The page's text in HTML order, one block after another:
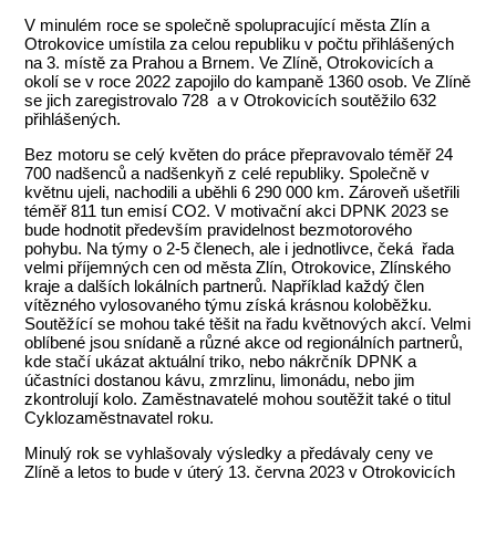
V minulém roce se společně spolupracující města Zlín a
Otrokovice umístila za celou republiku v počtu přihlášených
na 3. místě za Prahou a Brnem. Ve Zlíně, Otrokovicích a
okolí se v roce 2022 zapojilo do kampaně 1360 osob. Ve Zlíně
se jich zaregistrovalo 728 a v Otrokovicích soutěžilo 632
přihlášených.
Bez motoru se celý květen do práce přepravovalo téměř 24
700 nadšenců a nadšenkyň z celé republiky. Společně v
květnu ujeli, nachodili a uběhli 6 290 000 km. Zároveň ušetřili
téměř 811 tun emisí CO2. V motivační akci DPNK 2023 se
bude hodnotit především pravidelnost bezmotorového
pohybu. Na týmy o 2-5 členech, ale i jednotlivce, čeká řada
velmi příjemných cen od města Zlín, Otrokovice, Zlínského
kraje a dalších lokálních partnerů. Například každý člen
vítězného vylosovaného týmu získá krásnou koloběžku.
Soutěžící se mohou také těšit na řadu květnových akcí. Velmi
oblíbené jsou snídaně a různé akce od regionálních partnerů,
kde stačí ukázat aktuální triko, nebo nákrčník DPNK a
účastníci dostanou kávu, zmrzlinu, limonádu, nebo jim
zkontrolují kolo. Zaměstnavatelé mohou soutěžit také o titul
Cyklozaměstnavatel roku.
Minulý rok se vyhlašovaly výsledky a předávaly ceny ve
Zlíně a letos to bude v úterý 13. června 2023 v Otrokovicích